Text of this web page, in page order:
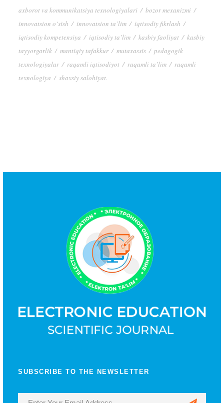
axborot va kommunikatsiya texnologiyalari / bozor mexanizmi /
innovatsion o‘sish / innovatsion ta’lim / iqtisodiy fikrlash /
iqtisodiy kompetensiya / iqtisodiy ta’lim / kasbiy faoliyat / kasbiy
tayyorgarlik / mantiqiy tafakkur / mutaxassis / pedagogik
texnologiyalar / raqamli iqtisodiyot / raqamli ta’lim / raqamli
texnologiya / shaxsiy salohiyat.
SUBSCRIBE TO THE NEWSLETTER